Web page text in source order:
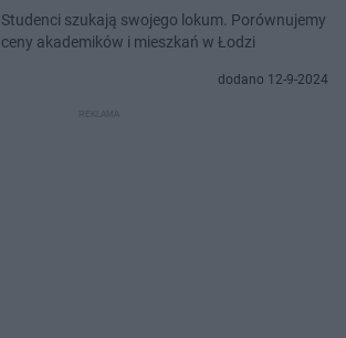
Studenci szukają swojego lokum. Porównujemy
ceny akademików i mieszkań w Łodzi
dodano 12-9-2024